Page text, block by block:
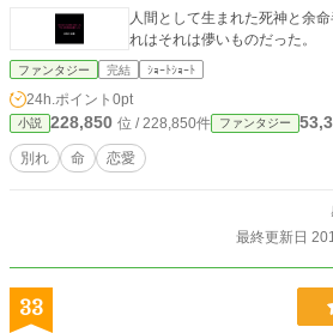
人間として生まれた死神と余
れはそれは儚いものだった。
ファンタジー 完結 ｼｮｰﾄｼｮｰﾄ
24h.ポイント 0pt
小説 228,850 位 / 228,850件 ファンタジー
別れ 命 恋愛
最終更新日
33